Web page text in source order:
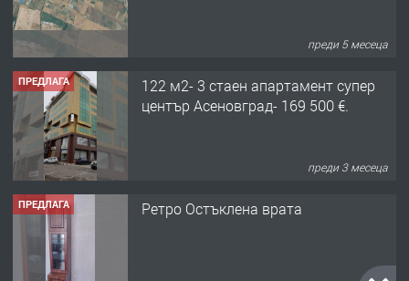
преди 5 месеца
ПРЕДЛАГА
122 м2- 3 стаен апартамент супер
център Асеновград- 169 500 €.
преди 3 месеца
ПРЕДЛАГА Ретро Остъклена врата